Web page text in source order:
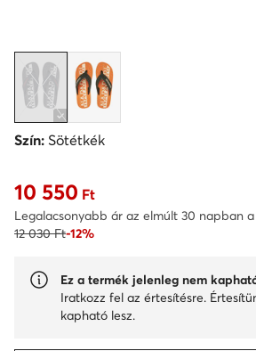
Szín: Sötétkék
Aktuális ár 10 550 Ft
10 550 Ft
Legalacsonyabb ár az elmúlt 30 napban
12 030 Ft-12%
Ez a termék jelenleg nem
Iratkozz fel az értesítésre.
kapható lesz.